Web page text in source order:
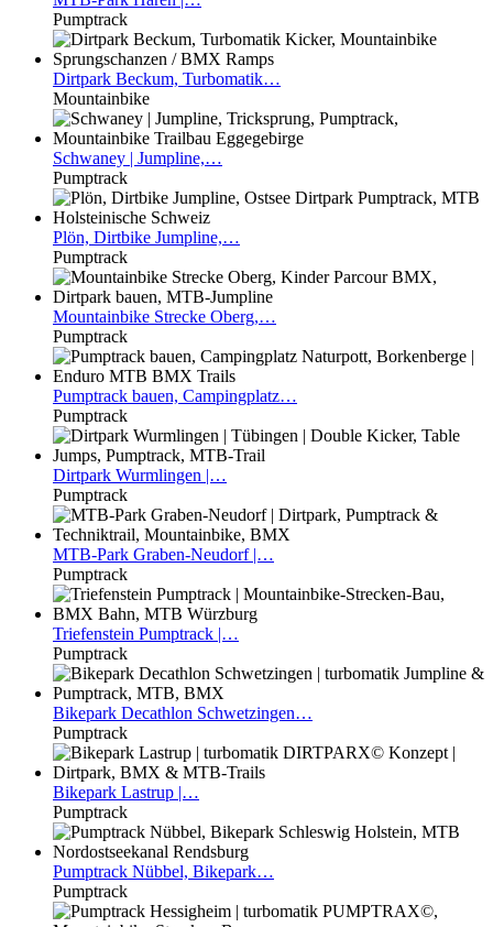
Pumptrack
Dirtpark Beckum, Turbomatik…
Mountainbike
Schwaney | Jumpline,…
Pumptrack
Plön, Dirtbike Jumpline,…
Pumptrack
Mountainbike Strecke Oberg,…
Pumptrack
Pumptrack bauen, Campingplatz…
Pumptrack
Dirtpark Wurmlingen |…
Pumptrack
MTB-Park Graben-Neudorf |…
Pumptrack
Triefenstein Pumptrack |…
Pumptrack
Bikepark Decathlon Schwetzingen…
Pumptrack
Bikepark Lastrup |…
Pumptrack
Pumptrack Nübbel, Bikepark…
Pumptrack